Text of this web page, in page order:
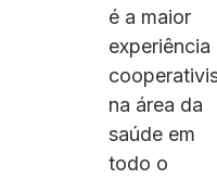
é a maior
experiência
na área da
saúde em
todo o